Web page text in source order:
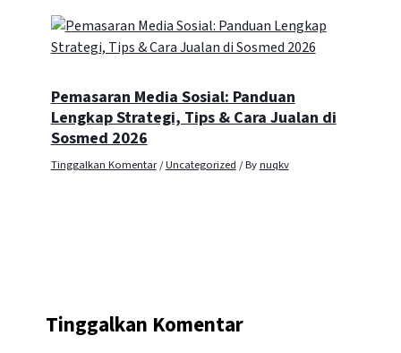
Pemasaran Media Sosial: Panduan
Lengkap Strategi, Tips & Cara Jualan di
Sosmed 2026
Tinggalkan Komentar/Uncategorized / Bynuqkv
Tinggalkan Komentar